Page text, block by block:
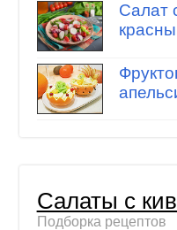
Салат
Салаты с
Подборка рецептов